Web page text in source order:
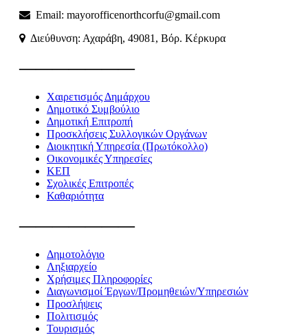
Email: mayorofficenorthcorfu@gmail.com
Διεύθυνση: Αχαράβη, 49081, Βόρ. Κέρκυρα
———————
Χαιρετισμός Δημάρχου
Δημοτικό Συμβούλιο
Δημοτική Επιτροπή
Προσκλήσεις Συλλογικών Οργάνων
Διοικητική Υπηρεσία (Πρωτόκολλο)
Οικονομικές Υπηρεσίες
ΚΕΠ
Σχολικές Επιτροπές
Καθαριότητα
———————
Δημοτολόγιο
Ληξιαρχείο
Χρήσιμες Πληροφορίες
Διαγωνισμοί Έργων/Προμηθειών/Υπηρεσιών
Προσλήψεις
Πολιτισμός
Τουρισμός